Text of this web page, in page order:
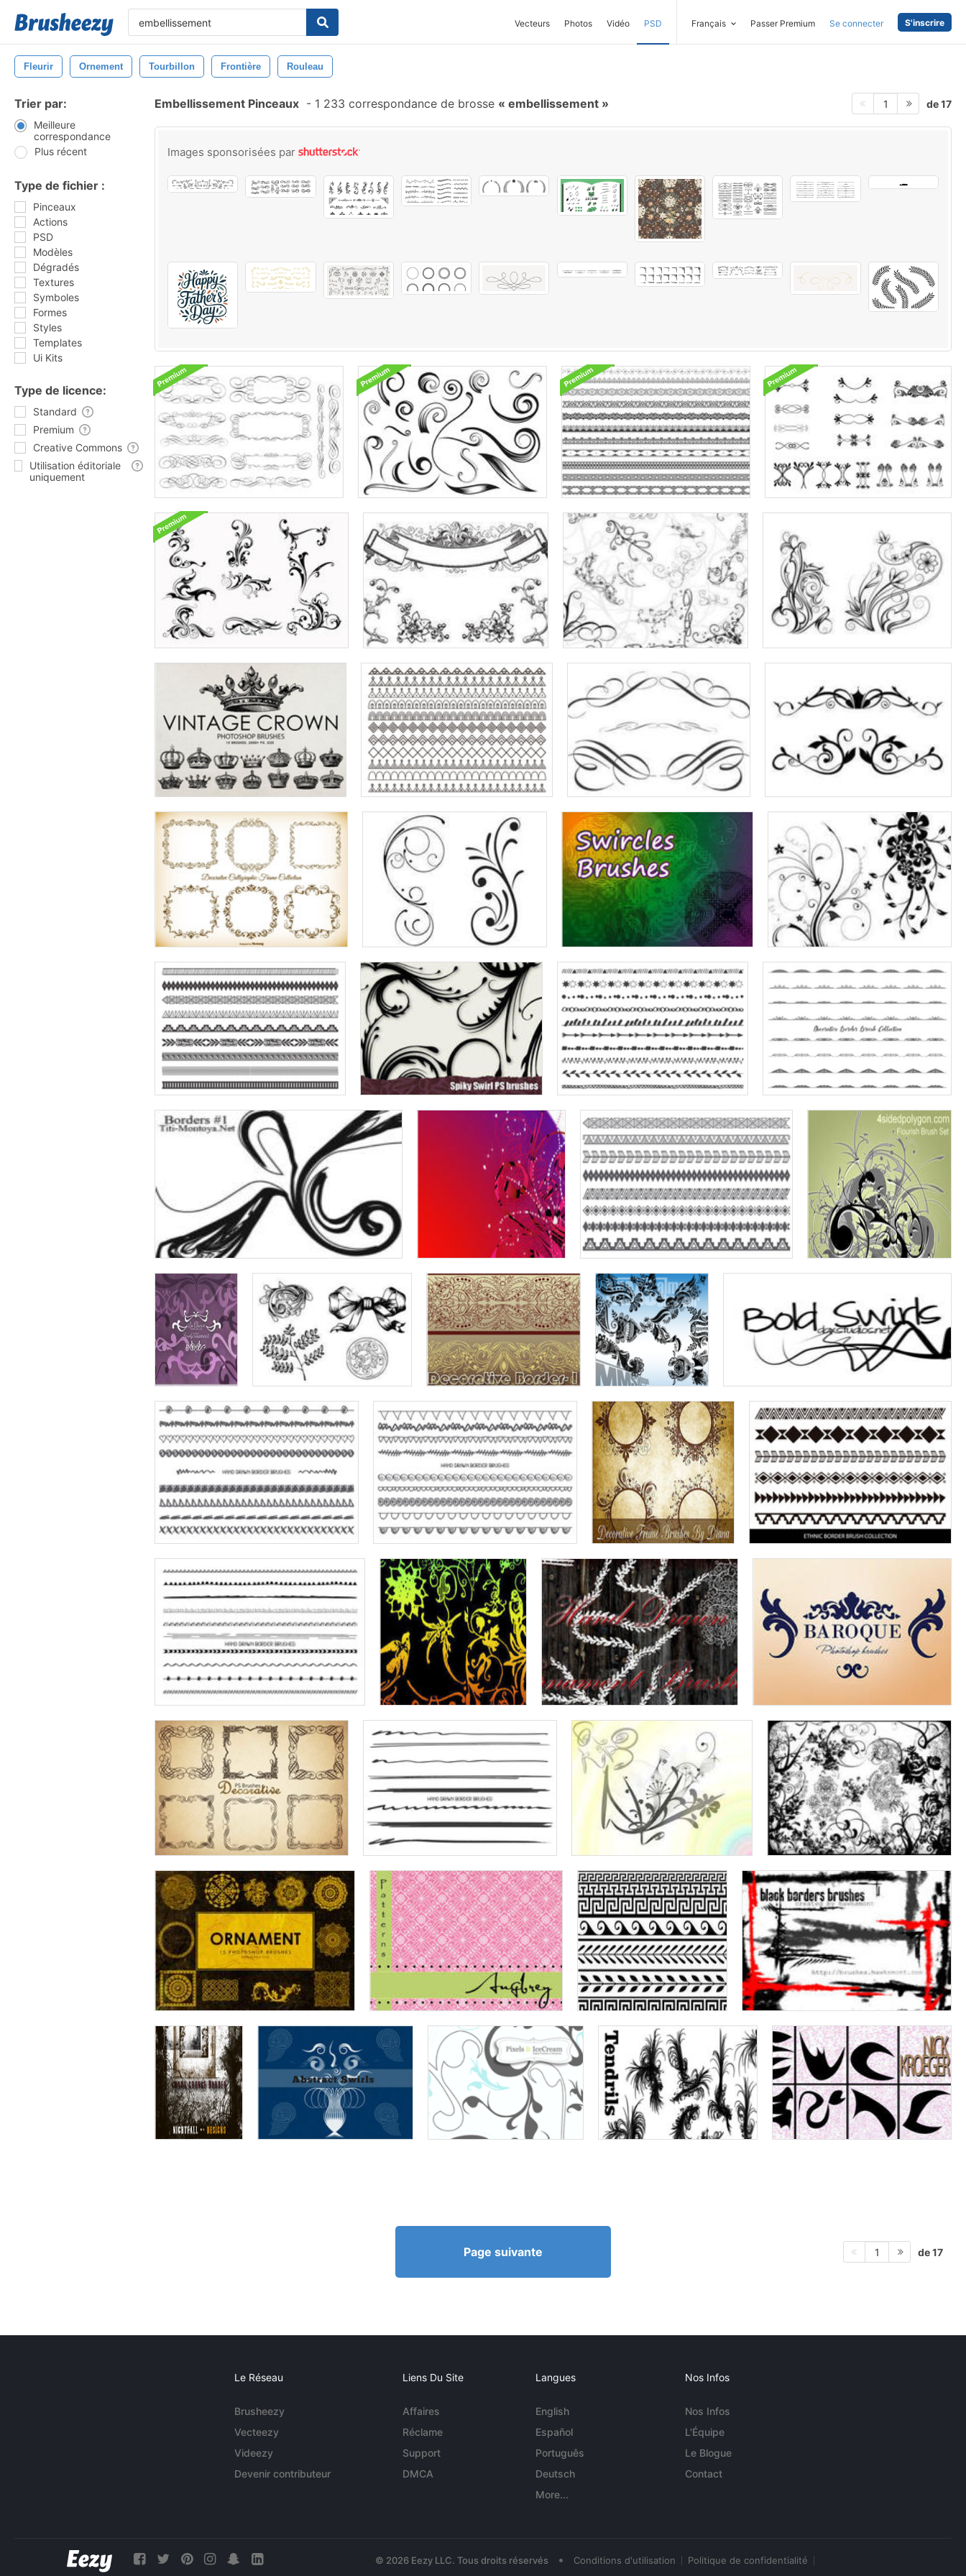
Vecteurs Photos Vidéo PSD Français Passer Premium Se connecter S'inscrire
Fleurir Ornement Tourbillon Frontière Rouleau
Trier par:
Meilleure
correspondance
Plus récent
Type de fichier :
Pinceaux
Actions
PSD
Modèles
Dégradés
Textures
Symboles
Formes
Styles
Templates
Ui Kits
Type de licence:
Standard
Premium
Creative Commons
Utilisation éditoriale
uniquement
Embellissement Pinceaux - 1 233 correspondance de brosse embellissement 1 de 17
Images sponsorisées par
Page suivante 1 de 17
Le Réseau
Brusheezy
Vecteezy
Videezy
Devenir contributeur
Liens Du Site
Affaires
Réclame
Support
DMCA
Langues
English
Español
Português
Deutsch
More...
Nos Infos
Nos Infos
L'Équipe
Le Blogue
Contact
© 2026 Eezy LLC. Tous droits réservés • Conditions d'utilisation Politique de confidentialité